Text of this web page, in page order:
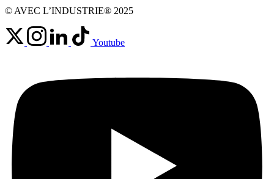
© AVEC L’INDUSTRIE® 2025
Youtube